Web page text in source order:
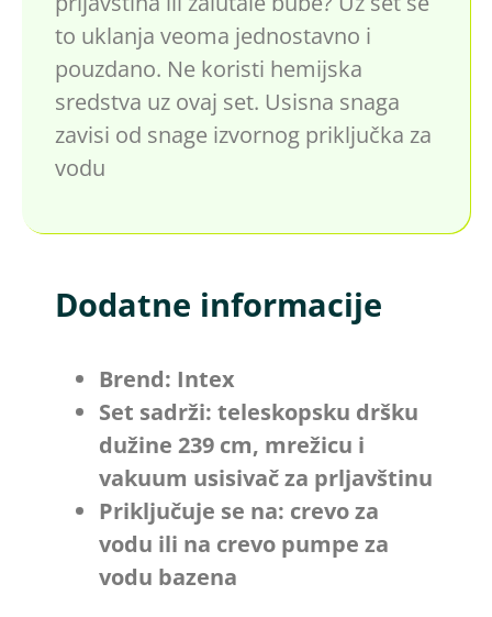
to uklanja veoma jednostavno i
pouzdano. Ne koristi hemijska
sredstva uz ovaj set. Usisna snaga
zavisi od snage izvornog priključka za
vodu
Dodatne informacije
Brend: Intex
Set sadrži: teleskopsku dršku
dužine 239 cm, mrežicu i
vakuum usisivač za prljavštinu
Priključuje se na: crevo za
vodu ili na crevo pumpe za
vodu bazena